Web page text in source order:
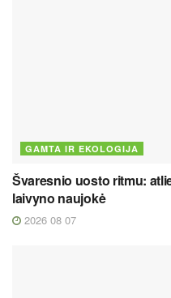
GAMTA IR EKOLOGIJA
Švaresnio uosto ritmu:
laivyno naujokė
2026 08 07